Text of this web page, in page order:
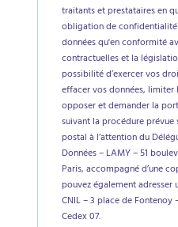
traitants et prestataires en
obligation de
données qu'en conformité
contractuelles et la
possibilité d’exercer vos
effacer vos données,
opposer et demander la
suivant la procédure
postal à l’attention du
Données – LAMY – 51
Paris, accompagné d’une
pouvez également adresser
CNIL – 3 place de Fontenoy
Cedex 07.